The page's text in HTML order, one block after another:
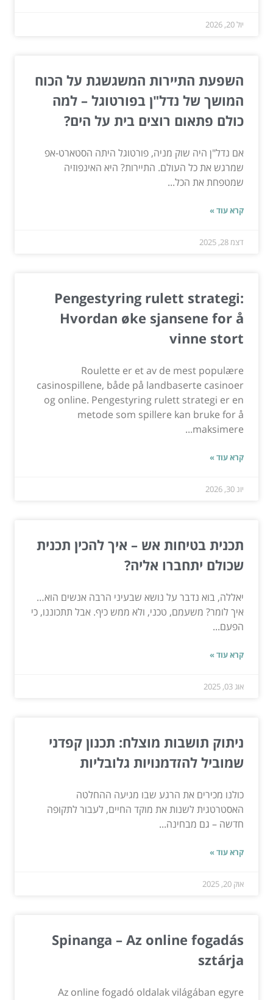
יול 20, 2026
השפעת התיירות המשגשגת על הכוח
המושך של נדל"ן בפורטוגל – למה
כולם פתאום רוצים בית על הים?
אם נדל"ן היה שוק מניה, פורטוגל היתה הסטארט-אפ
שמרגש את כל העולם. התיירות? היא האינפוזיה
שמטפחת את הכל...
קרא עוד »
דצמ 28, 2025
Pengestyring rulett strategi:
Hvordan øke sjansene for å
vinne stort
Roulette er et av de mest populære
casinospillene, både på landbaserte casinoer
og online. Pengestyring rulett strategi er en
metode som spillere kan bruke for å
maksimere...
קרא עוד »
יונ 30, 2026
תכנית בטיחות אש – איך להכין תכנית
שכולם יתחברו אליה?
יאללה, בוא נדבר על נושא שבעיני הרבה אנשים הוא…
איך לומר? משעמם, טכני, ולא ממש כיף. אבל תתכוננו, כי
הפעם...
קרא עוד »
אוג 03, 2025
ניתוק תושבות מוצלח: תכנון קפדני
שמוביל להזדמנויות גלובליות
כולנו מכירים את הרגע שבו מגיעה ההחלטה
האסטרטגית לשנות את מוקד החיים, לעבור לתקופה
חדשה – גם מבחינה...
קרא עוד »
אוק 20, 2025
Spinanga – Az online fogadás
sztárja
Az online fogadó oldalak világában egyre